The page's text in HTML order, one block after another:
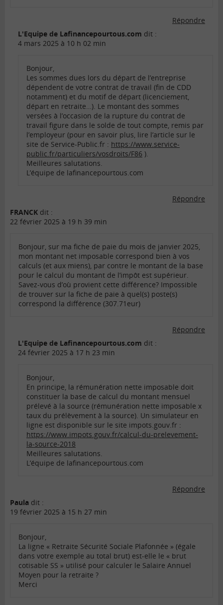
Répondre
L'Equipe de Lafinancepourtous.com dit :
4 mars 2025 à 10 h 02 min
Bonjour,
Les sommes dues lors du départ de l’entreprise
dépendent de votre contrat de travail (fin de CDD
notamment) et du motif de départ (licenciement,
départ en retraite…). Le montant des sommes
versées à l’occasion de la rupture du contrat de
travail figure dans le solde de tout compte, remis par
l’employeur (pour en savoir plus, lire l’article sur le
site de Service-Public.fr : https://www.service-
public.fr/particuliers/vosdroits/F86 ).
Meilleures salutations.
L’équipe de lafinancepourtous.com
Répondre
FRANCK dit :
22 février 2025 à 19 h 39 min
Bonjour, sur ma fiche de paie du mois de janvier 2025,
mon montant net imposable correspond bien à vos
calculs (et aux miens), par contre le montant de la base
pour le calcul du montant de l’impôt est supérieur.
Savez-vous d’où provient cette différence? Impossible
de trouver sur la fiche de paie à quel(s) poste(s)
correspond la différence (307.71eur)
Répondre
L'Equipe de Lafinancepourtous.com dit :
24 février 2025 à 17 h 23 min
Bonjour,
En principe, la rémunération nette imposable doit
constituer la base de calcul du montant mensuel
prélevé à la source (rémunération nette imposable x
taux du prélèvement à la source). Un simulateur en
ligne est disponible sur le site impots.gouv.fr :
https://www.impots.gouv.fr/calcul-du-prelevement-
la-source-2018
Meilleures salutations.
L’équipe de lafinancepourtous.com
Répondre
Paula dit :
19 février 2025 à 15 h 27 min
Bonjour,
La ligne « Retraite Sécurité Sociale Plafonnée » (égale
dans votre exemple au total brut) est-elle le « brut
cotisable SS » utilisé pour calculer le Salaire Annuel
Moyen pour la retraite ?
Merci